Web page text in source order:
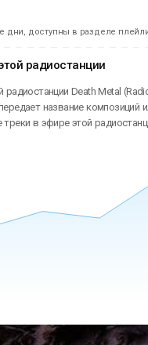
дни, доступны в разделе
радиостанции
Death Metal
название композиций
в эфире этой